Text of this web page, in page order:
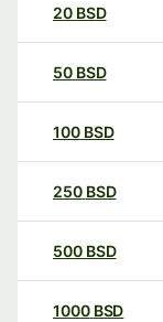
20 BSD
50 BSD
100 BSD
250 BSD
500 BSD
1000 BSD